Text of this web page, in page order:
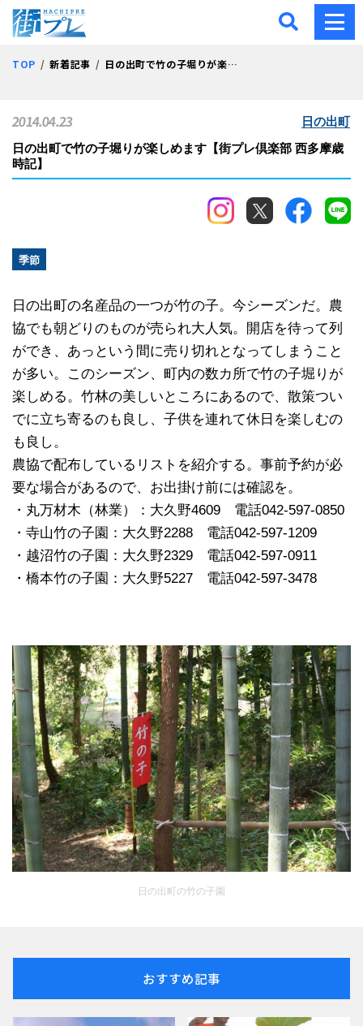
街プレ -東京・西多摩の
TOP 新着記事 日の出町で竹の子堀りが楽しめます【街プレ倶楽部 西多摩歳時記】
日の出町で竹の子堀りが楽しめます【街プレ倶楽部 西多摩歳
時記】
季節
2014.04.23 日の出町
日の出町の名産品の一つが竹の子。今シーズンだ。農
協でも朝どりのものが売られ大人気。開店を待って列
ができ、あっという間に売り切れとなってしまうこと
が多い。このシーズン、町内の数カ所で竹の子堀りが
楽しめる。竹林の美しいところにあるので、散策つい
でに立ち寄るのも良し、子供を連れて休日を楽しむの
も良し。
農協で配布しているリストを紹介する。事前予約が必
要な場合があるので、お出掛け前には確認を。
・丸万材木（林業）：大久野4609 電話042-597-0850
・寺山竹の子園：大久野2288 電話042-597-1209
・越沼竹の子園：大久野2329 電話042-597-0911
・橋本竹の子園：大久野5227 電話042-597-3478
日の出町の竹の子園
おすすめ記事